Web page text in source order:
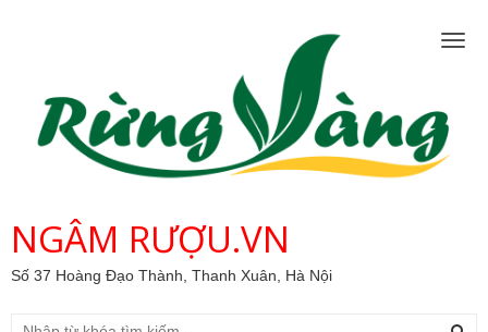
NGÂM RƯỢU.VN
Số 37 Hoàng Đạo Thành, Thanh Xuân, Hà Nội